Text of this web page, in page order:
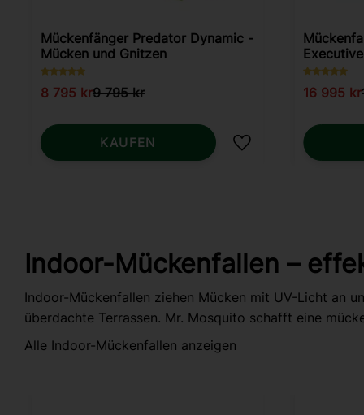
Mückenfänger Predator Dynamic -
Mücken und Gnitzen
8 795 kr9 795kr
Zu Favoriten
KAUFEN
Executive
16 995 kr
Indoor-Mückenfallen –
Indoor-Mückenfallen ziehen Mücken mit UV-Licht an
überdachte Terrassen. Mr. Mosquito schafft eine
Alle Indoor-Mückenfallen anzeigen